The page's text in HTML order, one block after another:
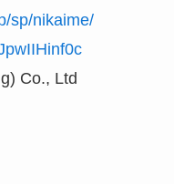
sp/nikaime/
Co., Ltd